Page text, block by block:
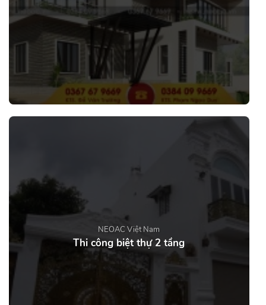
NEOAC Việt Nam
Thi công biệt thự 2 tầng